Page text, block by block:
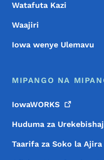
Watafuta Kazi
Waajiri
Iowa wenye Ulemavu
MIPANGO NA
IowaWORKS
Huduma za
Taarifa za Soko la Ajira